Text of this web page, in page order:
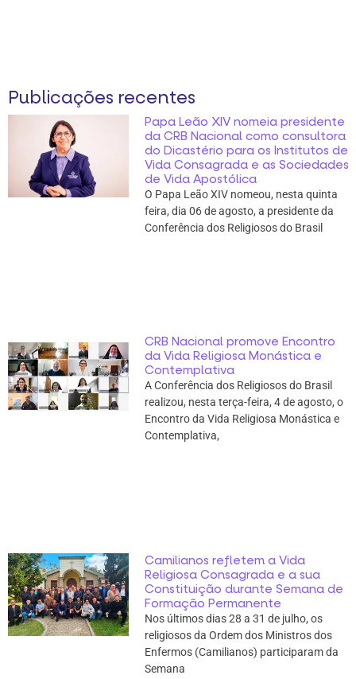
Publicações recentes
Papa Leão XIV nomeia presidente
da CRB Nacional como consultora
do Dicastério para os Institutos de
Vida Consagrada e as Sociedades
de Vida Apostólica
O Papa Leão XIV nomeou, nesta quinta
feira, dia 06 de agosto, a presidente da
Conferência dos Religiosos do Brasil
CRB Nacional promove Encontro
da Vida Religiosa Monástica e
Contemplativa
A Conferência dos Religiosos do Brasil
realizou, nesta terça-feira, 4 de agosto, o
Encontro da Vida Religiosa Monástica e
Contemplativa,
Camilianos refletem a Vida
Religiosa Consagrada e a sua
Constituição durante Semana de
Formação Permanente
Nos últimos dias 28 a 31 de julho, os
religiosos da Ordem dos Ministros dos
Enfermos (Camilianos) participaram da
Semana